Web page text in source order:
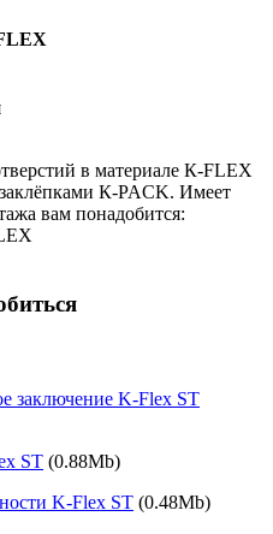
в материале К-FLEX
К-PACK. Имеет
вам понадобится:
заключение K-Flex ST
ST (0.88Mb)
K-Flex ST (0.48Mb)